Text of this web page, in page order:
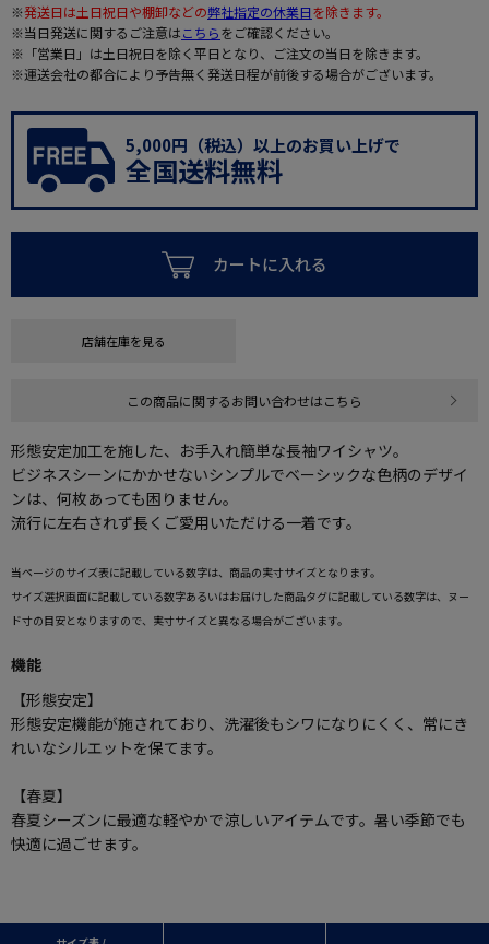
※発送日は土日祝日や棚卸などの弊社指定の休業日を除きます。
※当日発送に関するご注意はこちらをご確認ください。
※「営業日」は土日祝日を除く平日となり、ご注文の当日を除きます。
※運送会社の都合により予告無く発送日程が前後する場合がございます。
5,000円（税込）以上のお買い上げで
全国送料無料
カートに入れる
店舗在庫を見る
この商品に関するお問い合わせはこちら
形態安定加工を施した、お手入れ簡単な長袖ワイシャツ。
ビジネスシーンにかかせないシンプルでベーシックな色柄のデザイ
ンは、何枚あっても困りません。
流行に左右されず長くご愛用いただける一着です。
当ページのサイズ表に記載している数字は、商品の実寸サイズとなります。
サイズ選択画面に記載している数字あるいはお届けした商品タグに記載している数字は、ヌー
ド寸の目安となりますので、実寸サイズと異なる場合がございます。
機能
【形態安定】
形態安定機能が施されており、洗濯後もシワになりにくく、常にき
れいなシルエットを保てます。
【春夏】
春夏シーズンに最適な軽やかで涼しいアイテムです。暑い季節でも
快適に過ごせます。